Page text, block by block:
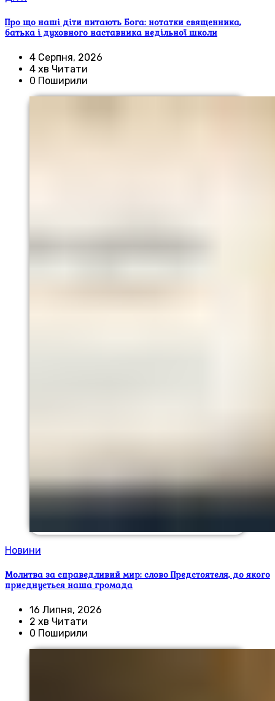
Про що наші діти питають Бога: нотатки священника,
батька і духовного наставника недільної школи
4 Серпня, 2026
4 хв Читати
0 Поширили
Новини
Молитва за справедливий мир: слово Предстоятеля, до якого
приєднується наша громада
16 Липня, 2026
2 хв Читати
0 Поширили